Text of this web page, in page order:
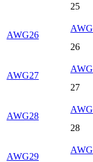
25
AWG26
AWG
26
AWG27
AWG
27
AWG28
AWG
28
AWG29
AWG